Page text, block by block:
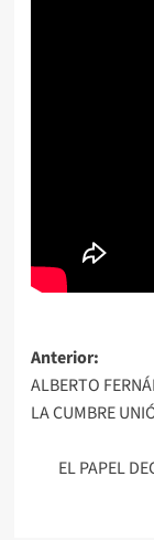
de
Anterior:
ALBERTO
LA CUMBRE
EL PAPEL